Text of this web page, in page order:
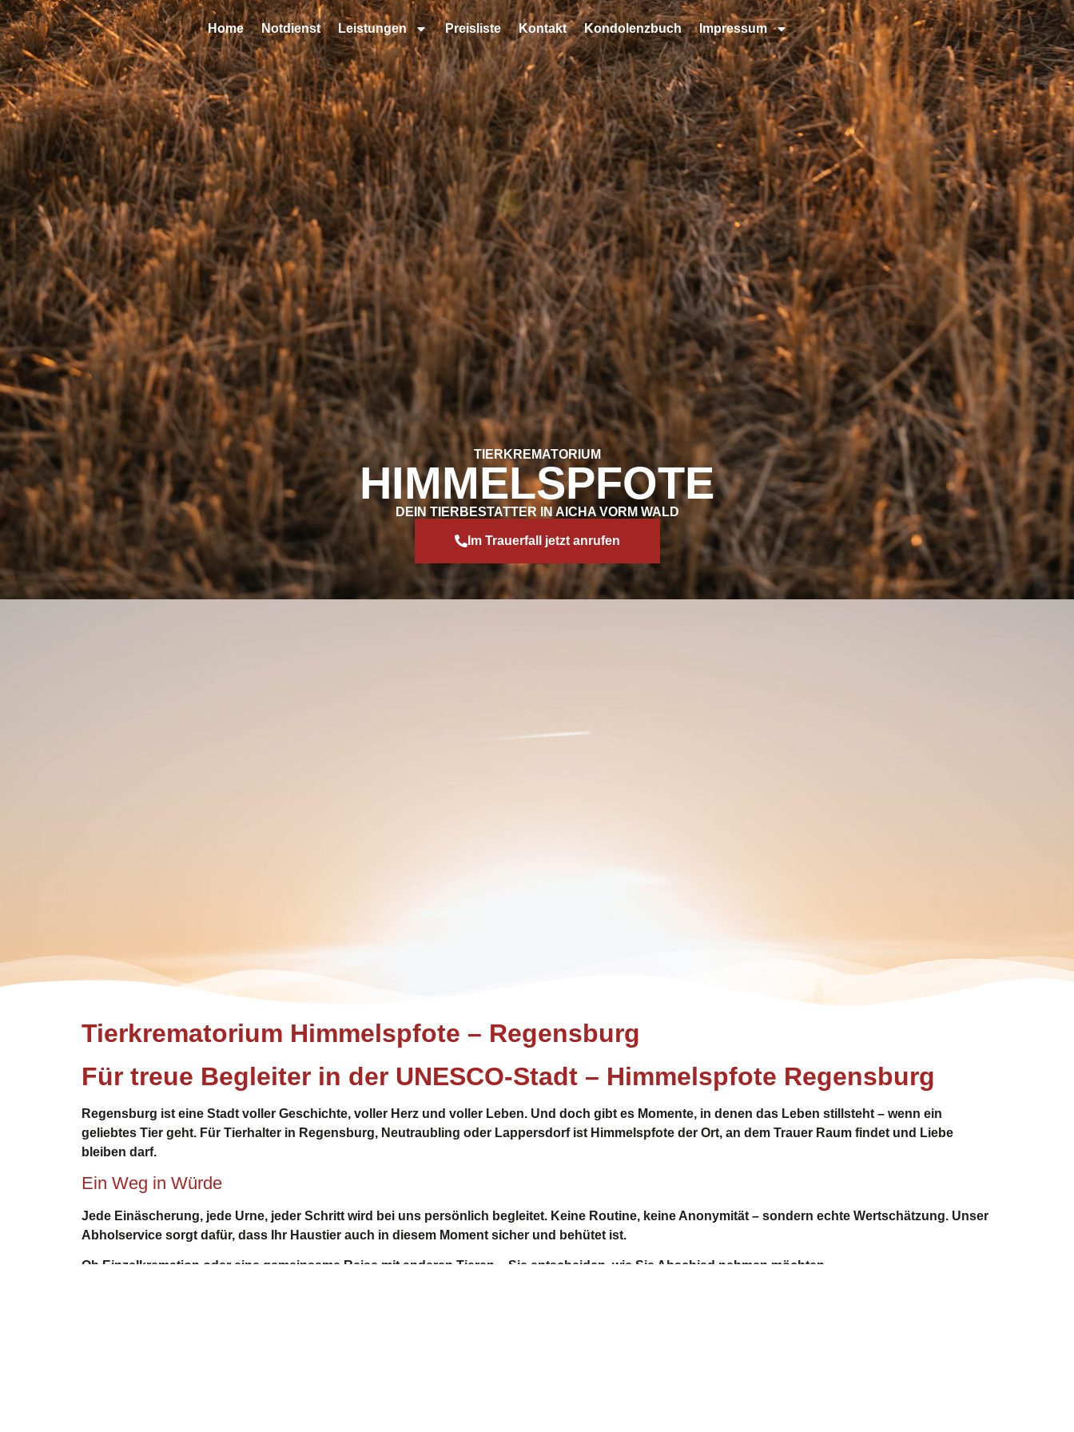
Home Notdienst Leistungen Preisliste Kontakt Kondolenzbuch Impressum
TIERKREMATORIUM
HIMMELSPFOTE
DEIN TIERBESTATTER IN AICHA VORM WALD
Im Trauerfall jetzt anrufen
Tierkrematorium Himmelspfote – Regensburg
Für treue Begleiter in der UNESCO-Stadt – Himmelspfote Regensburg
Regensburg ist eine Stadt voller Geschichte, voller Herz und voller Leben. Und doch gibt es Momente, in denen das Leben stillsteht – wenn ein
geliebtes Tier geht. Für Tierhalter in Regensburg, Neutraubling oder Lappersdorfist Himmelspfote der Ort, an dem Trauer Raum findet und Liebe
bleiben darf.
Ein Weg in Würde
Jede Einäscherung, jede Urne, jeder Schritt wird bei uns persönlich begleitet. Keine Routine, keine Anonymität – sondern echte Wertschätzung. Unser
Abholservice sorgt dafür, dass Ihr Haustier auch in diesem Moment sicher und behütet ist.
Ob Einzelkremation oder eine gemeinsame Reise mit anderen Tieren – Sie entscheiden, wie Sie Abschied nehmen möchten.